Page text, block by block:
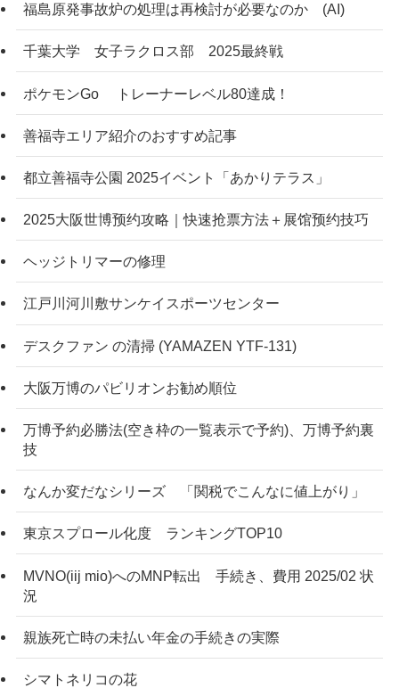
福島原発事故炉の処理は再検討が必要なのか (AI)
千葉大学 女子ラクロス部 2025最終戦
ポケモンGo トレーナーレベル80達成！
善福寺エリア紹介のおすすめ記事
都立善福寺公園 2025イベント「あかりテラス」
2025大阪世博预约攻略｜快速抢票方法＋展馆预约技巧
ヘッジトリマーの修理
江戸川河川敷サンケイスポーツセンター
デスクファン の清掃 (YAMAZEN YTF-131)
大阪万博のパビリオンお勧め順位
万博予約必勝法(空き枠の一覧表示で予約)、万博予約裏
技
なんか変だなシリーズ 「関税でこんなに値上がり」
東京スプロール化度 ランキングTOP10
MVNO(iij mio)へのMNP転出 手続き、費用 2025/02 状
況
親族死亡時の未払い年金の手続きの実際
シマトネリコの花